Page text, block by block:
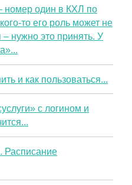
номер один в КХЛ по
то его роль может не
– нужно это принять. У
и как пользоваться...
с логином и
Расписание